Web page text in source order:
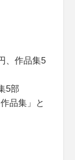
、作品集5
5部
品集」と